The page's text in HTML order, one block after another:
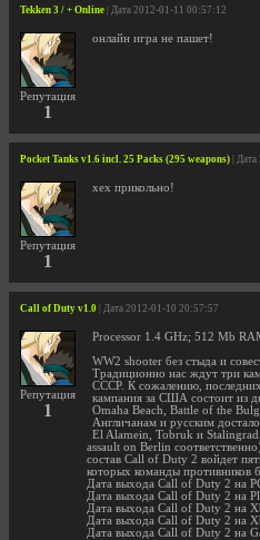
Tekken 3 / + Online | Дата 2012-01-11 00:57:12
Репутация
1
онлайн игра не пашет!
Pocket Tanks v1.6 incl. 25 Packs (295 weapons) |
Репутация
1
хех прикольно!
Call of Duty v1.0 | Дата 2012-01-10 20:57:57
Репутация
1
Processor 1.4 GHz; 512 Mb
WW2 shooter без стыда и
Традиционно нас ждут три
СССР. К сожалению,
кампания за США состоит из
Omaha Beach, Battle of the
Англичанам и русским
El Alamein, Tobruk и
assault on Berlin
состав Call of Duty 2 войдет
которых команды противников
Дата выхода Call of Duty 2 на
Дата выхода Call of Duty 2 на
Дата выхода Call of Duty 2 на
Дата выхода Call of Duty 2 на
Дата выхода Call of Duty 2 на